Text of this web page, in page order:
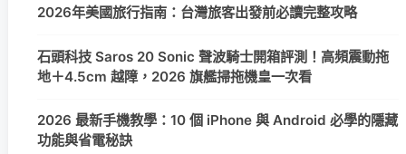
2026年美國旅行指南：台灣旅客出發前必讀完整攻略
石頭科技 Saros 20 Sonic 聲波騎士開箱評測！高頻震動拖
地＋4.5cm 越障，2026 旗艦掃拖機皇一次看
2026 最新手機教學：10 個 iPhone 與 Android 必學的隱藏
功能與省電秘訣